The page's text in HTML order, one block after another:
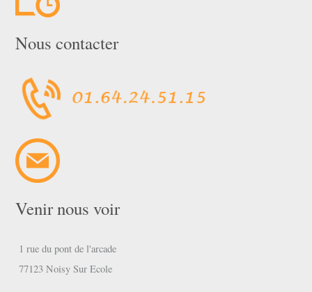
Nous contacter
Venir nous voir
1 rue du pont de l'arcade
77123 Noisy Sur Ecole